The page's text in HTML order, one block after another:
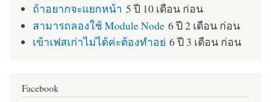
ถ้าอยากจะแยกหน้า 5 ปี 10 เดือน ก่อน
สามารถลองใช้ Module Node 6 ปี 2 เดือน ก่อน
เข้าเฟสเก่าไม่ได้ค่ะต้องทำอย่ 6 ปี 3 เดือน ก่อน
Facebook